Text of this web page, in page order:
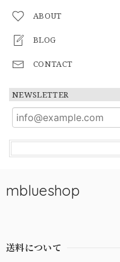
ABOUT
BLOG
CONTACT
NEWSLETTER
mblueshop
送料について